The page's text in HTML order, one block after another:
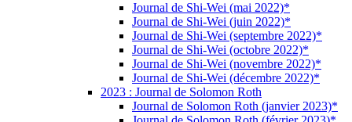
Journal de Shi-Wei (mai 2022)*
Journal de Shi-Wei (juin 2022)*
Journal de Shi-Wei (septembre 2022)*
Journal de Shi-Wei (octobre 2022)*
Journal de Shi-Wei (novembre 2022)*
Journal de Shi-Wei (décembre 2022)*
2023 : Journal de Solomon Roth
Journal de Solomon Roth (janvier 2023)*